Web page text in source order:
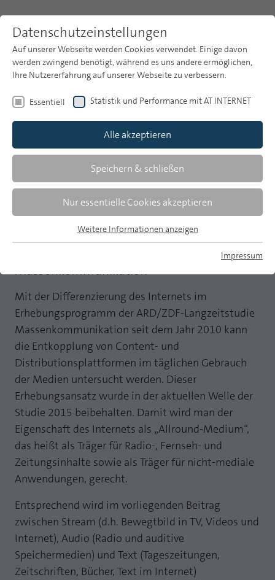
MP auf Mastodon
MP auf LinkedIn
Newsletter
Publikationsarchiv
Heft 12
Stream, Audio, Text -
Nutzungsoptionen in einer
konvergierenden Medienwelt
Massenkommunikation
Mit der Differenzierung des Internets im
Erhebungsprogramm der ARD/ZDF-Langzeitstudie
Massenkommunikation seit dem Jahr 2010 kann
die Entkopplung von Content- und
Distributionsplattformen im täglichen Gebrauch
der Medien untersucht werden. Dieser
Erhebungsansatz wurde in der aktuellen Welle der
Studie 2015 beibehalten. Damit wird man der
Eigenschaft des Internets als „Allround-Medium“,
das heißt als Träger für Radio-, Fernseh- und
Zeitungsinhalte sowie als Träger für nicht-mediale
Anwendungen, gerecht.
Entsprechend wird im vorliegenden Beitrag
zwischen Stream (d.h. Bewegtbild in TV, Videos und
Internet), Audio (Radio und auditive
Speichermedien) und Text (Tageszeitungen,
Zeitschriften, Bücher, Text im Internet)
Datenschutzeinstellungen
Auf unserer Webseite werden Cookies verwendet. Einige davon
werden zwingend benötigt, während es uns andere ermöglichen,
Ihre Nutzererfahrung auf unserer Webseite zu verbessern.
Essentiell Statistik und Performance mit AT INTERNET
Alle akzeptieren
Speichern & schließen
Nur essentielle Cookies akzeptieren
Essentielle Cookies werden für grundlegende Funktionen der
Webseite einwandfrei funktioniert.
Name fe_typo_user
Anbieter TYPO3
Laufzeit
Zweck
Dieses Cookie ist ein Standard-Session-
Cookie von TYPO3. Es speichert im Falle
eines Benutzer-Logins die Session ID
mithilfe derer der eingeloggte User
wiedererkannt wird, um ihm Zugang zu
geschützten Bereichen zu gewähren.
Anbieter php
Laufzeit Ende der Sitzung
Zweck PHPs Standard Sitzungs Identifikation
Cookie-Informationen anzeigen
Statistik und Performance mit AT INTERNET
CROSS-DEVICE ANALYTICS LÖSUNG
Name atidvisitor
Anbieter
Laufzeit 1 Jahr
Zweck
Cookie von AT INTERNET zur Steuerung der
erweiterten Script- und Ereignisbehandlung
Name atuserid
Anbieter AT INTERNET
Laufzeit 1 Jahr
Cookie-Informationen anzeigen
Weitere Informationen anzeigen
Impressum